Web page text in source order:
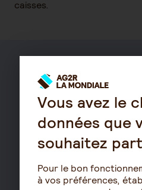
caisses.
Santé
Mutuelle
Mutuelle Hospitalisation
Mutuelle Entreprise
Surcomplémentaire
Vous avez le
données que
souhaitez
Pour le bon
à vos préférences,